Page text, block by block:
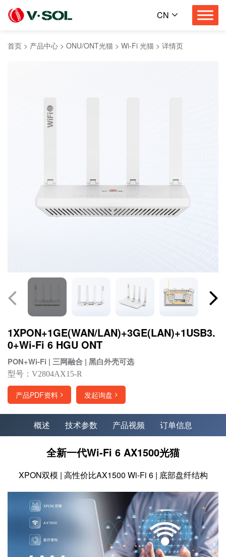
CN
首页 > 产品中心 > ONU/ONT光猫 > Wi-Fi 光猫 > 详情页
1XPON+1GE(WAN/LAN)+3GE(LAN)+1USB3.
0+Wi-Fi 6 HGU ONT
PON+Wi-Fi | 三网融合 | 黑白外壳可选
型号：V2804AX15-R
产品PDF资料 发起询盘
概述 技术参数 产品视频 订单信息
全新一代Wi-Fi 6 AX1500光猫
XPON双模 | 高性价比AX1500 Wi-Fi 6 | 底部盘纤结构